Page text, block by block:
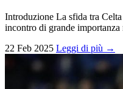
Introduzione La sfida tra
incontro di grande
22 Feb 2025 Leggi di più →